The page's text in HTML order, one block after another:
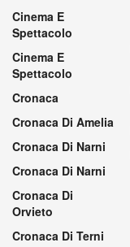
Cinema E
Spettacolo
Cinema E
Spettacolo
Cronaca
Cronaca Di Amelia
Cronaca Di Narni
Cronaca Di Narni
Cronaca Di
Orvieto
Cronaca Di Terni